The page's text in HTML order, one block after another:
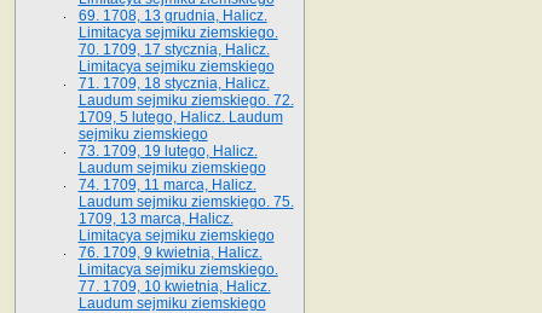
69. 1708, 13 grudnia, Halicz.
Limitacya sejmiku ziemskiego.
70. 1709, 17 stycznia, Halicz.
Limitacya sejmiku ziemskiego
71. 1709, 18 stycznia, Halicz.
Laudum sejmiku ziemskiego. 72.
1709, 5 lutego, Halicz. Laudum
sejmiku ziemskiego
73. 1709, 19 lutego, Halicz.
Laudum sejmiku ziemskiego
74. 1709, 11 marca, Halicz.
Laudum sejmiku ziemskiego. 75.
1709, 13 marca, Halicz.
Limitacya sejmiku ziemskiego
76. 1709, 9 kwietnia, Halicz.
Limitacya sejmiku ziemskiego.
77. 1709, 10 kwietnia, Halicz.
Laudum sejmiku ziemskiego